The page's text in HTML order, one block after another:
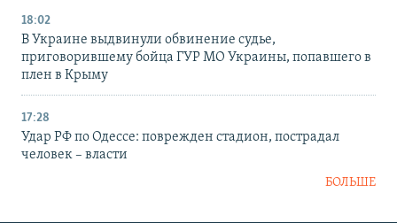
18:02
В Украине выдвинули обвинение судье,
приговорившему бойца ГУР МО Украины, попавшего в
плен в Крыму
17:28
Удар РФ по Одессе: поврежден стадион, пострадал
человек – власти
БОЛЬШЕ